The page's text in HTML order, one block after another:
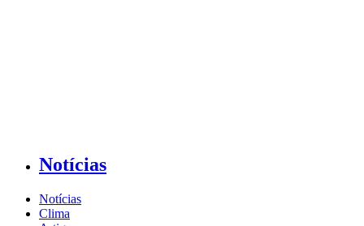
Notícias
Notícias
Clima